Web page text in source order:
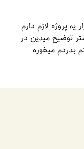
پروژه لازم دارم
توضیح میدین در
بدردم میخوره